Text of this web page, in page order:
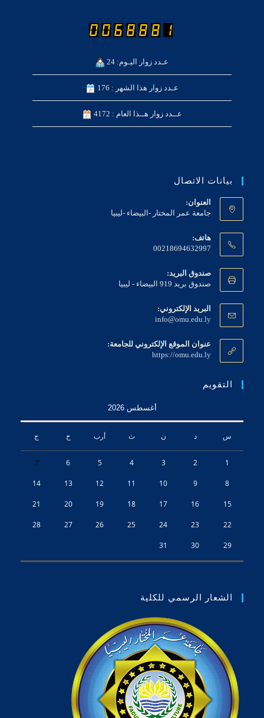
عـدد زوار اليـوم: 24
عـدد زوار هذا الشهر : 176
عــدد زوار هــذا العام : 4172
بيانات الاتصال
العنوان:
جامعة عمر المختار -البيضاء -ليبيا
هاتف:
00218694632997
صندوق البريد:
صندوق بريد 919 البيضاء - ليبيا
البريد الإلكتروني:
info@omu.edu.ly
Opens
your
application
عنوان الموقع الإلكتروني للجامعة:
https://omu.edu.ly
التقويم
أغسطس 2026
س د ن ث أرب خ ج
1
2
3
4
5
6
7
8
9
10
11
12
13
14
15
16
17
18
19
20
21
22
23
24
25
26
27
28
29
30
31
الشعار الرسمي للكلية